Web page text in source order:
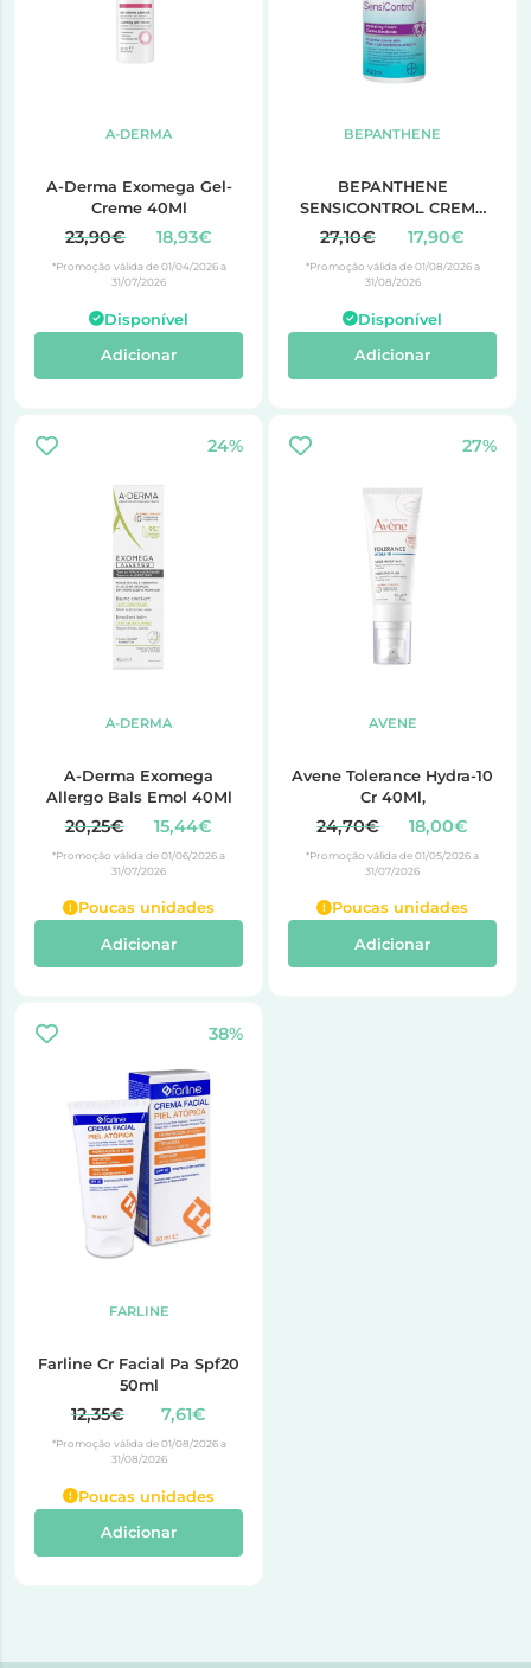
A-DERMA
A-Derma Exomega Gel-
Creme 40Ml
23,90€ 18,93€
*Promoção válida de 01/04/2026 a
31/07/2026
Disponível
Adicionar
BEPANTHENE
BEPANTHENE
SENSICONTROL CREME
EMOLIENTE 400ML
27,10€ 17,90€
*Promoção válida de 01/08/2026 a
31/08/2026
Disponível
Adicionar
24%
A-DERMA
A-Derma Exomega
Allergo Bals Emol 40Ml
20,25€ 15,44€
*Promoção válida de 01/06/2026 a
31/07/2026
Poucas unidades
Adicionar
27%
AVENE
Avene Tolerance Hydra-10
Cr 40Ml,
24,70€ 18,00€
*Promoção válida de 01/05/2026 a
31/07/2026
Poucas unidades
Adicionar
38%
FARLINE
Farline Cr Facial Pa Spf20
50ml
12,35€ 7,61€
*Promoção válida de 01/08/2026 a
31/08/2026
Poucas unidades
Adicionar